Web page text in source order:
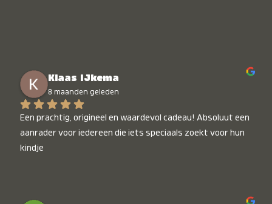
Klaas IJkema
8 maanden geleden
Een prachtig, origineel en waardevol cadeau! Absoluut een
aanrader voor iedereen die iets speciaals zoekt voor hun
kindje